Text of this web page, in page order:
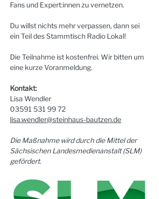
Fans und Expert:innen zu vernetzen.
Du willst nichts mehr verpassen, dann sei
ein Teil des Stammtisch Radio Lokal!
Die Teilnahme ist kostenfrei. Wir bitten um
eine kurze Voranmeldung.
Kontakt:
Lisa Wendler
03591 531 99 72
lisa.wendler@steinhaus-bautzen.de
Die Maßnahme wird durch die Mittel der
Sächsischen Landesmedienanstalt (SLM)
gefördert.